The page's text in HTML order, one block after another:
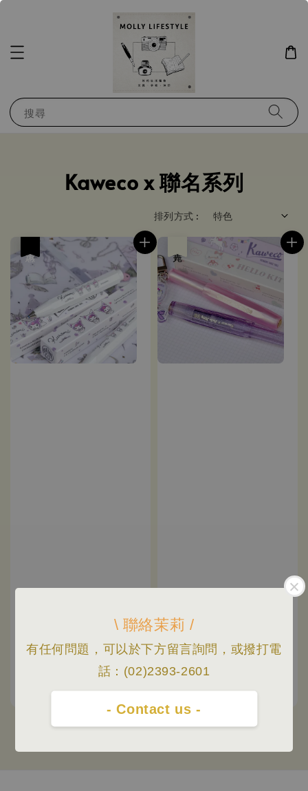
\ 聯絡茉莉 /
有任何問題，可以於下方留言詢問，或撥打電
話：(02)2393-2601
- Contact us -
搜尋
Kaweco x 聯名系列
排列方式 :
德國 KAWECO | Kuromi
Regular
price
NT$ 1,580
德國 KAWECO | Hello
色)
Regular
price
NT$ 1,980-NT$ 2,200